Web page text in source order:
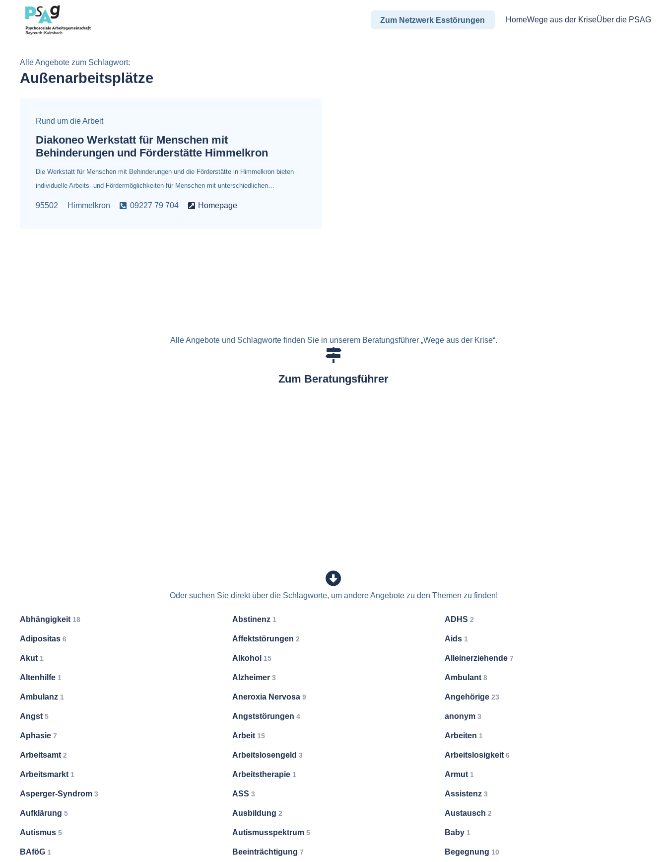
Zum Netzwerk Esstörungen HomeWege aus der KriseÜber die PSAG
Alle Angebote zum Schlagwort:
Außenarbeitsplätze
Rund um die Arbeit
Diakoneo Werkstatt für Menschen mit
Behinderungen und Förderstätte Himmelkron
Die Werkstatt für Menschen mit Behinderungen und die Förderstätte in Himmelkron bieten
individuelle Arbeits- und Fördermöglichkeiten für Menschen mit unterschiedlichen…
95502 Himmelkron 09227 79 704 Homepage
Alle Angebote und Schlagworte finden Sie in unserem Beratungsführer „Wege aus der Krise“.
Zum Beratungsführer
Oder suchen Sie direkt über die Schlagworte, um andere Angebote zu den Themen zu finden!
Abhängigkeit 18 Abstinenz 1 ADHS 2
Adipositas 6 Affektstörungen 2 Aids 1
Akut 1 Alkohol 15 Alleinerziehende 7
Altenhilfe 1 Alzheimer 3 Ambulant 8
Ambulanz 1 Aneroxia Nervosa 9 Angehörige 23
Angst 5 Angststörungen 4 anonym 3
Aphasie 7 Arbeit 15 Arbeiten 1
Arbeitsamt 2 Arbeitslosengeld 3 Arbeitslosigkeit 6
Arbeitsmarkt 1 Arbeitstherapie 1 Armut 1
Asperger-Syndrom 3 ASS 3 Assistenz 3
Aufklärung 5 Ausbildung 2 Austausch 2
Autismus 5 Autismusspektrum 5 Baby 1
BAföG 1 Beeinträchtigung 7 Begegnung 10